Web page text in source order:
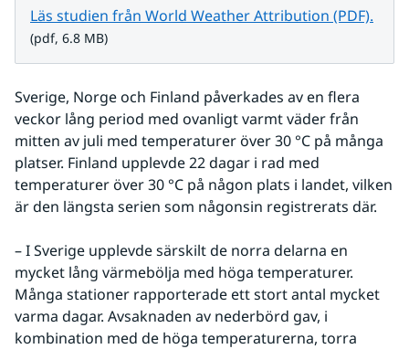
Läs studien från World Weather Attribution (PDF).
(pdf, 6.8 MB)
Sverige, Norge och Finland påverkades av en flera
veckor lång period med ovanligt varmt väder från
mitten av juli med temperaturer över 30 °C på många
platser. Finland upplevde 22 dagar i rad med
temperaturer över 30 °C på någon plats i landet, vilken
är den längsta serien som någonsin registrerats där.
– I Sverige upplevde särskilt de norra delarna en
mycket lång värmebölja med höga temperaturer.
Många stationer rapporterade ett stort antal mycket
varma dagar. Avsaknaden av nederbörd gav, i
kombination med de höga temperaturerna, torra